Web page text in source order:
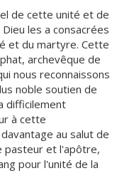
de cette unité et de
les a consacrées
et du martyre. Cette
archevêque de
nous reconnaissons
noble soutien de
difficilement
à cette
au salut de
pasteur et l'apôtre,
pour l'unité de la